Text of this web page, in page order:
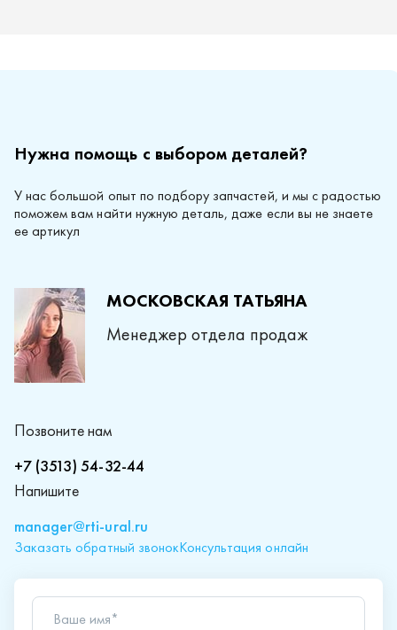
Нужна помощь с выбором деталей?
У нас большой опыт по подбору запчастей, и мы с радостью
поможем вам найти нужную деталь, даже если вы не знаете
ее артикул
МОСКОВСКАЯ ТАТЬЯНА
Менеджер отдела продаж
Позвоните нам
+7 (3513) 54-32-44
Напишите
manager@rti-ural.ru
Заказать обратный звонокКонсультация онлайн
Ваше имя*